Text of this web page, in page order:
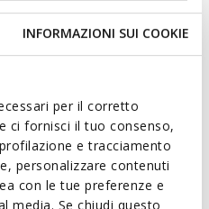
INFORMAZIONI SUI COOKIE
per il corretto
ci fornisci il tuo consenso,
e tracciamento
personalizzare contenuti
con le tue preferenze e
media. Se chiudi questo